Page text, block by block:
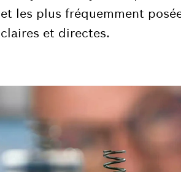
et les plus fréquemment
claires et directes.